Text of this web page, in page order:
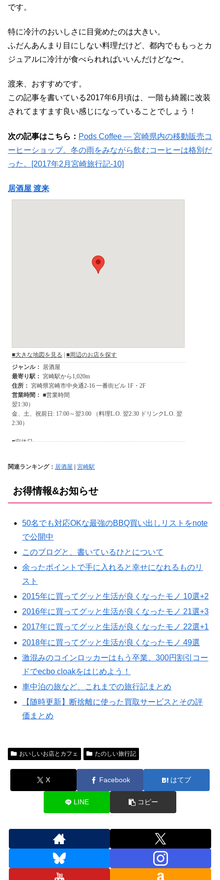
です。
特に冷汁のおいしさに目覚めたのは大きい。
ふだんあんまり目にしない料理だけど、都内でももっとカ
ジュアルに冷汁が食べられればいいんだけどな〜。
渡来、おすすめです。
この記事を書いている2017年6月頃は、一階も綺麗に改装
されてますます良い感じになっていることでしょう！
次の記事はこちら： Pods Coffee ― 宮崎県内の移動販売コ
ーヒーショップ。冬の雨をみながら飲むコーヒーは格別だ
った。[2017年2月宮崎旅行記-10]
居酒屋 渡来
関連ランキング： 居酒屋 | 宮崎駅
お得情報&お知らせ
50名でも対応OKな最強のBBQ買い出しリストをnote
で公開中
このブログと、書いているひとについて
余ったポイントで手に入れると幸せになれるものリ
スト
2015年に買ってグッと生活が良くなったモノ 10選+2
2016年に買ってグッと生活が良くなったモノ 21選+3
2017年に買ってグッと生活が良くなったモノ 22選+1
2018年に買ってグッと生活が良くなったモノ 49選
激混みのコインロッカーはもう卒業。300円割引コー
ドでecbo cloakをはじめよう！
車中泊の旅など、これまでの旅行記まとめ
【随時更新】断捨離に使った買取サービスとその評
価まとめ
おいしいお店とカフェ たのしい旅行記
X Facebook はてブ
LINE コピー